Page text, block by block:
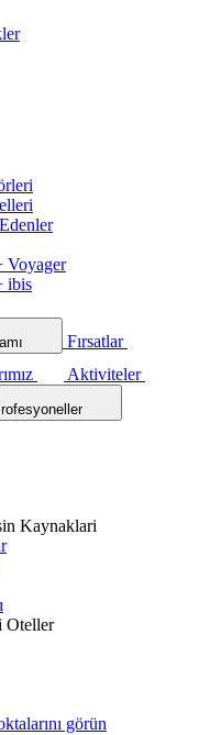
Voyager
ibis
Fırsatlar
Aktiviteler
Kaynaklari
Oteller
görün